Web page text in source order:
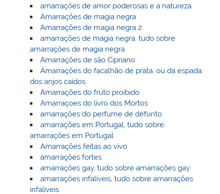
amarrações de amor poderosas e a natureza
Amarrações de magia negra
Amarrações de magia negra 2
amarrações de magia negra, tudo sobre
amarrações de magia negra
Amarrações de são Cipriano
Amarrações do facalhão de prata, ou da espada
dos anjos caídos
Amarrações do fruto proibido
Amarraçoes do livro dos Mortos
amarrações do perfume de defunto
amarrações em Portugal, tudo sobre
amarrações em Portugal
Amarrações feitas ao vivo
amarrações fortes
amarrações gay, tudo sobre amarrações gay
amarrações infalíveis, tudo sobre amarrações
infalíveis